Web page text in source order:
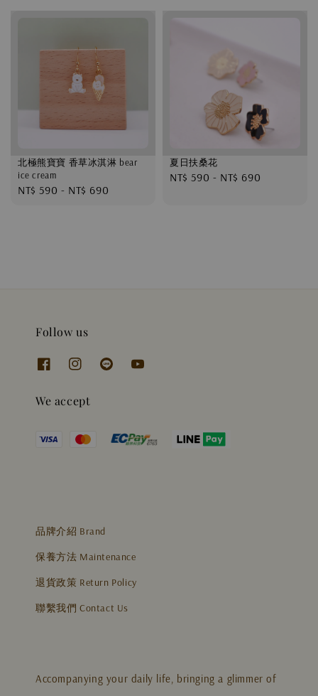
北極熊寶寶 香草冰淇淋 bear
ice cream
Regular
NT$ 590 - NT$ 690
夏日扶桑花
Regular
NT$ 590 - NT$ 690
Follow us
We accept
品牌介紹 Brand
保養方法 Maintenance
退貨政策 Return Policy
聯繫我們 Contact Us
Accompanying your daily life, bringing a glimmer of